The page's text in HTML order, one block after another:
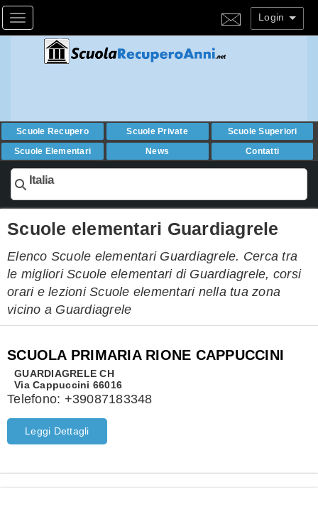
Toggle navigation Login
Scuole Recupero Scuole Private
Scuole Superiori
Scuole Elementari
News Contatti
Italia
Scuole elementari Guardiagrele
Elenco Scuole elementari Guardiagrele. Cerca tra
le migliori Scuole elementari di Guardiagrele, corsi
orari e lezioni Scuole elementari nella tua zona
vicino a Guardiagrele
SCUOLA PRIMARIA RIONE CAPPUCCINI
GUARDIAGRELE CH
Via Cappuccini 66016
Telefono: +39087183348
Leggi Dettagli